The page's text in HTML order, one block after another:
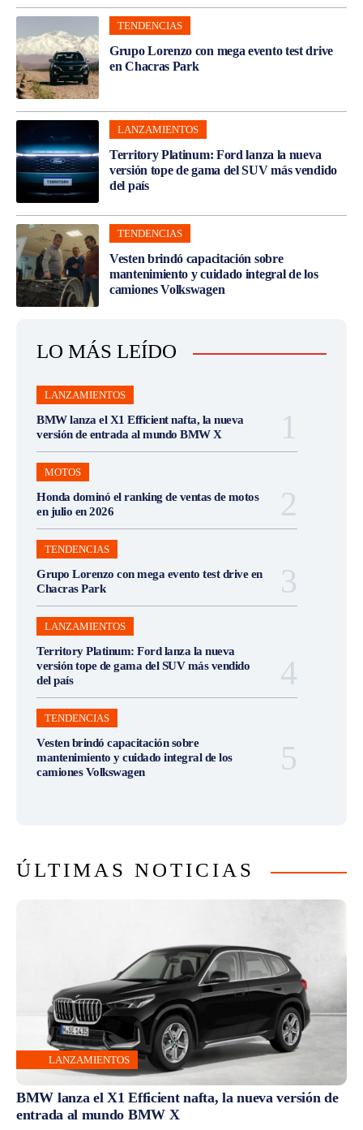
TENDENCIAS
Grupo Lorenzo con mega evento test drive
en Chacras Park
LANZAMIENTOS
Territory Platinum: Ford lanza la nueva
versión tope de gama del SUV más vendido
del país
TENDENCIAS
Vesten brindó capacitación sobre
mantenimiento y cuidado integral de los
camiones Volkswagen
LO MÁS LEÍDO
LANZAMIENTOS
BMW lanza el X1 Efficient nafta, la nueva
versión de entrada al mundo BMW X
MOTOS
Honda dominó el ranking de ventas de motos
en julio en 2026
TENDENCIAS
Grupo Lorenzo con mega evento test drive en
Chacras Park
LANZAMIENTOS
Territory Platinum: Ford lanza la nueva
versión tope de gama del SUV más vendido
del país
TENDENCIAS
Vesten brindó capacitación sobre
mantenimiento y cuidado integral de los
camiones Volkswagen
ÚLTIMAS NOTICIAS
LANZAMIENTOS
BMW lanza el X1 Efficient nafta, la nueva versión de
entrada al mundo BMW X